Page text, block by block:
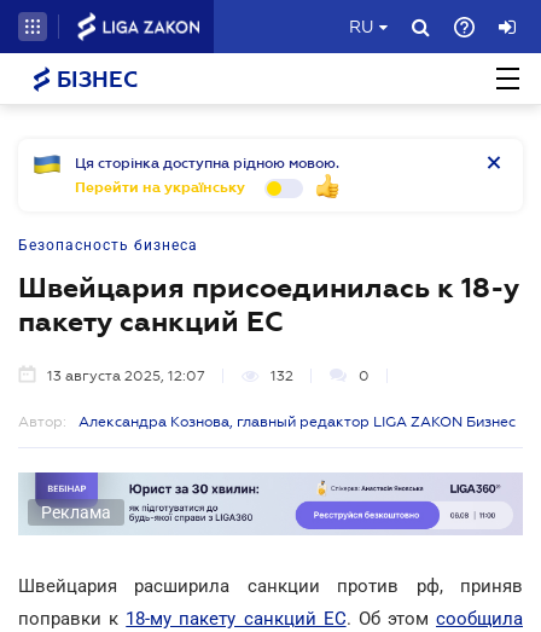
RU
БІЗНЕС
Ця сторінка доступна рідною мовою.
Перейти на українську
Безопасность бизнеса
Швейцария присоединилась к 18-у
пакету санкций ЕС
13 августа 2025, 12:07 132 0
Автор: Александра Кознова, главный редактор LIGA ZAKON Бизнес
Реклама
Швейцария расширила санкции против рф, приняв
поправки к 18-му пакету санкций ЕС. Об этом сообщила